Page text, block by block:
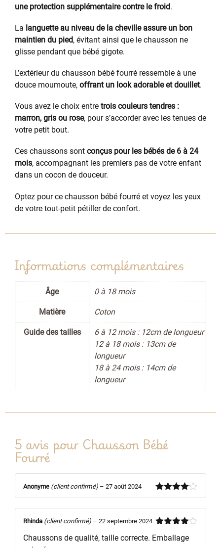
une protection supplémentaire contre le froid.
La languette au niveau de la cheville assure un bon
maintien du pied, évitant ainsi que le chausson ne
glisse pendant que bébé gigote.
L’extérieur du chausson bébé fourré ressemble à une
douce moumoute, offrant un look adorable et douillet.
Vous avez le choix entre trois couleurs tendres :
marron, gris ou rose, pour s’accorder avec les tenues de
votre petit bout.
Ces chaussons sont conçus pour les bébés de 6 à 24
mois, accompagnant les premiers pas de votre enfant
dans un cocon de douceur.
Optez pour ce chausson bébé fourré et voyez les yeux
de votre tout-petit pétiller de confort.
Informations complémentaires
Âge 0 à 18 mois
Matière Coton
Guide des tailles
6 à 12 mois : 12cm de longueur
12 à 18 mois : 13cm de
longueur
18 à 24 mois : 14cm de
longueur
5 avis pour Chausson Bébé
Fourré
Note4
Anonyme (client confirmé) – 27 août 2024
sur 5
Rhinda (client confirmé) – 22 septembre 2024
Chaussons de qualité, taille correcte. Emballage